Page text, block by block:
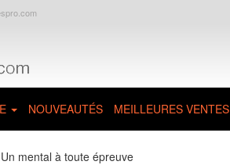
NOUVEAUTÉS MEILLEURES VENTES
Un mental à toute épreuve